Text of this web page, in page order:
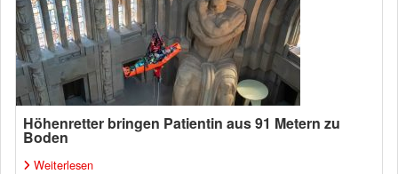
Höhenretter bringen Patientin aus 91 Metern zu
Boden
Weiterlesen